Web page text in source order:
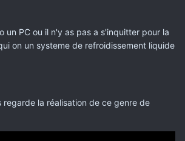
un PC ou il n'y as pas a s'inquitter pour la
on un systeme de refroidissement liquide
regarde la réalisation de ce genre de